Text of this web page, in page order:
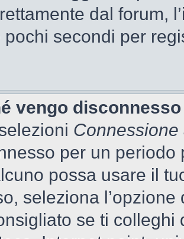
dal forum,
pochi secondi per
vengo
per un
possa usare il
seleziona
se ti